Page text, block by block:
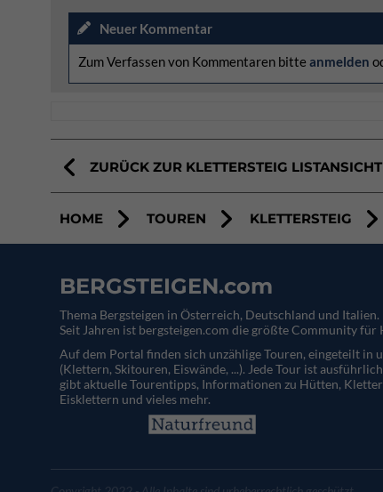
Neuer Kommentar
Zum Verfassen von Kommentaren bitte anmelden
ZURÜCK ZUR KLETTERSTEIG LISTANSICHT
HOME TOUREN KLETTERSTEIG
BERGSTEIGEN.com
Thema Bergsteigen in Österreich, Deutschland und Italien.
Seit Jahren ist bergsteigen.com die größte Community für
Auf dem Portal finden sich unzählige Touren, eingeteilt in
(Klettern, Skitouren, Eiswände, ...). Jede Tour ist
gibt aktuelle Tourentipps, Informationen zu Hütten,
Eisklettern und vieles mehr.